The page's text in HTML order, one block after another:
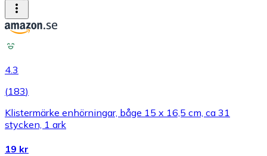
4.3
(183)
Klistermärke enhörningar, båge 15 x 16,5 cm, ca 31
stycken, 1 ark
19 kr